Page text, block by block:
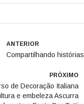
ANTERIOR
Compartilhando histórias
PRÓXIMO
de Decoração Italiana
e embeleza Ascurra